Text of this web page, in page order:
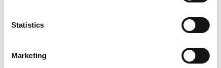
Statistics
Marketing